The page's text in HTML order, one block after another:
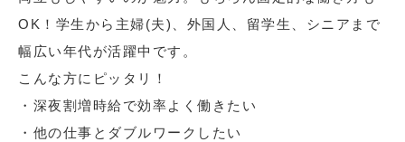
OK！学生から主婦(夫)、外国人、留学生、シニアまで
幅広い年代が活躍中です。
こんな方にピッタリ！
・深夜割増時給で効率よく働きたい
・他の仕事とダブルワークしたい